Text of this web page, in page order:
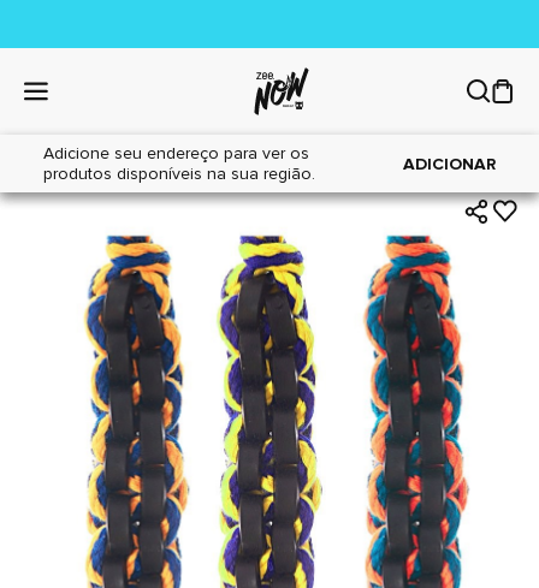
Adicione seu endereço para ver os
produtos disponíveis na sua região.
ADICIONAR
Home|Cães|Brinquedos